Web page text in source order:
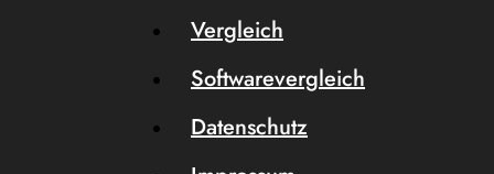
Vergleich
Softwarevergleich
Datenschutz